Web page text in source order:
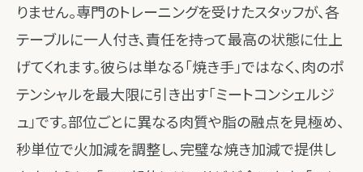
りません。専門のトレーニングを受けたスタッフが、各
テーブルに一人付き、責任を持って最高の状態に仕上
げてくれます。彼らは単なる「焼き手」ではなく、肉のポ
テンシャルを最大限に引き出す「ミートコンシェルジ
ュ」です。部位ごとに異なる肉質や脂の融点を見極め、
秒単位で火加減を調整し、完璧な焼き加減で提供し